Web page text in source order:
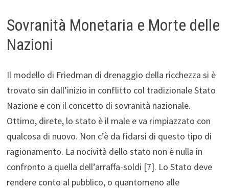
Sovranità Monetaria e Morte delle
Nazioni
Il modello di Friedman di drenaggio della ricchezza si è
trovato sin dall’inizio in conflitto col tradizionale Stato
Nazione e con il concetto di sovranità nazionale.
Ottimo, direte, lo stato è il male e va rimpiazzato con
qualcosa di nuovo. Non c’è da fidarsi di questo tipo di
ragionamento. La nocività dello stato non è nulla in
confronto a quella dell’arraffa-soldi [7]. Lo Stato deve
rendere conto al pubblico, o quantomeno alle